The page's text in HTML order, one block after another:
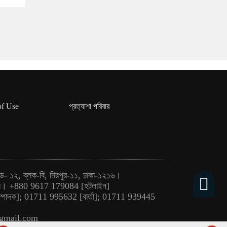
Use প্রত্যাশা পরিবার
১২, ব্লক-বি, মিরপুর-১১, ঢাকা-১২১৬।
+880 9617 179084 [হটলাইন]
01711 995632 [বার্তা]; 01711 939445